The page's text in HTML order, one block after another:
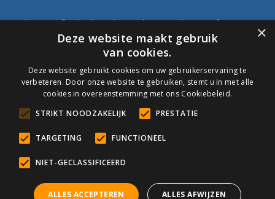
Let op! Onderhoudsproducten zijn nu af te
halen in de showroom. Er kan alleen met
contant geld betaald worden, dus geen pin.
Tel: 076-3030554
Email: info@onderhoudshop.nl
KVK: 59667419
Algemene Voorwaarden
Copyright © 2019 Onderhoud Shop
×
Deze website maakt gebruik
van cookies.
Deze website gebruikt cookies om uw gebruikerservaring te
verbeteren. Door onze website te gebruiken, stemt u in met alle
cookies in overeenstemming met ons Cookiebeleid.
STRIKT NOODZAKELIJK
PRESTATIE
TARGETING FUNCTIONEEL
NIET-GECLASSIFICEERD
ALLES ACCEPTEREN ALLES AFWIJZEN